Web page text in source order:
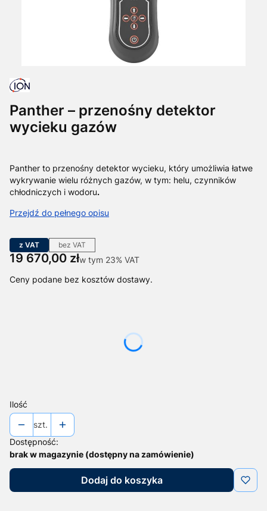
Panther – przenośny detektor
wycieku gazów
Panther to przenośny detektor wycieku, który umożliwia łatwe
wykrywanie wielu różnych gazów, w tym: helu, czynników
chłodniczych i wodoru.
Przejdź do pełnego opisu
z VAT bez VAT
Cena
19 670,00 złw tym 23% VAT
w tym 23% VAT
Ceny podane bez kosztów dostawy.
Ilość
szt.
Dostępność:
brak w magazynie (dostępny na zamówienie)
Dodaj do koszyka